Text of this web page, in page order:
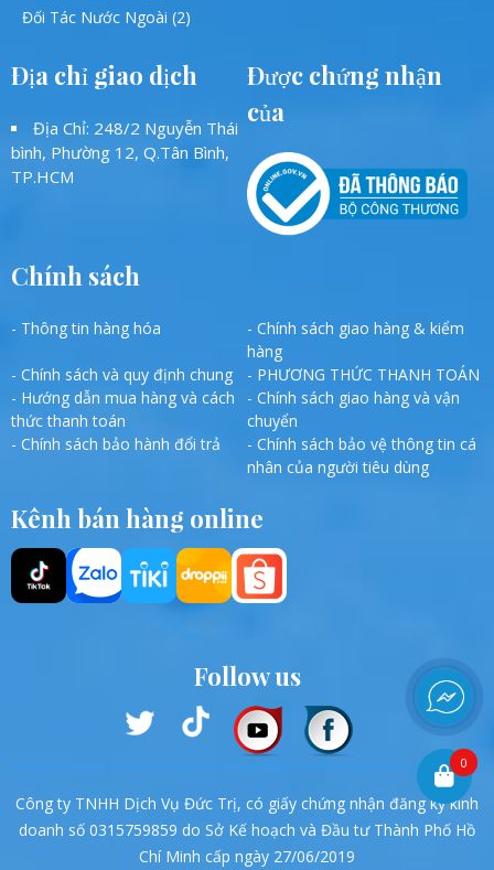
Đối Tác Nước Ngoài (2)
Địa chỉ giao dịch
Địa Chỉ: 248/2 Nguyễn Thái
bình, Phường 12, Q.Tân Bình,
TP.HCM
Được chứng nhận
của
Chính sách
- Thông tin hàng hóa
- Chính sách giao hàng & kiểm
hàng
- Chính sách và quy định chung
- PHƯƠNG THỨC THANH TOÁN
- Hướng dẫn mua hàng và cách
thức thanh toán
- Chính sách giao hàng và vận
chuyển
- Chính sách bảo hành đổi trả
- Chính sách bảo vệ thông tin cá
nhân của người tiêu dùng
Kênh bán hàng online
Follow us
Công ty TNHH Dịch Vụ Đức Trị, có giấy chứng nhận đăng ký kinh
doanh số 0315759859 do Sở Kế hoạch và Đầu tư Thành Phố Hồ
Chí Minh cấp ngày 27/06/2019
0